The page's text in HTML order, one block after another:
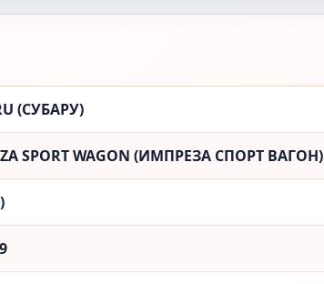
(СУБАРУ)
SPORT WAGON (ИМПРЕЗА СПОРТ ВАГОН)